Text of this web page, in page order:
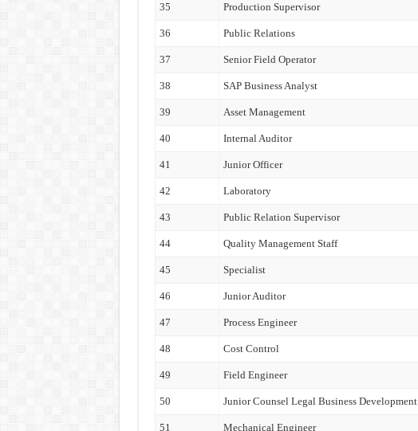
35 Production Supervisor
36 Public Relations
37 Senior Field Operator
38 SAP Business Analyst
39 Asset Management
40 Internal Auditor
41 Junior Officer
42 Laboratory
43 Public Relation Supervisor
44 Quality Management Staff
45 Specialist
46 Junior Auditor
47 Process Engineer
48 Cost Control
49 Field Engineer
50 Junior Counsel Legal Business Development
51 Mechanical Engineer